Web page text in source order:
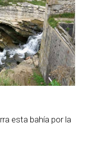
esta bahía por la